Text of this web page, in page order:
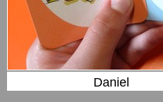
Daniel